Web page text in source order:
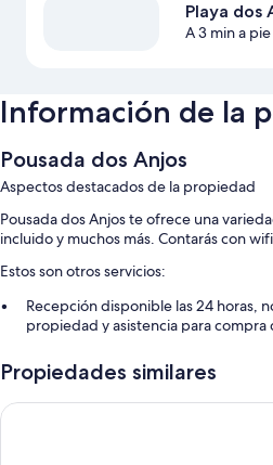
Playa dos
A 3 min a pie
Información de la
Pousada dos Anjos
Aspectos destacados de la propiedad
Pousada dos Anjos te ofrece una
incluido y muchos más. Contarás con
Estos son otros servicios:
Recepción disponible las 24 horas,
propiedad y asistencia para compra
Propiedades similares
Hostel a Coroa